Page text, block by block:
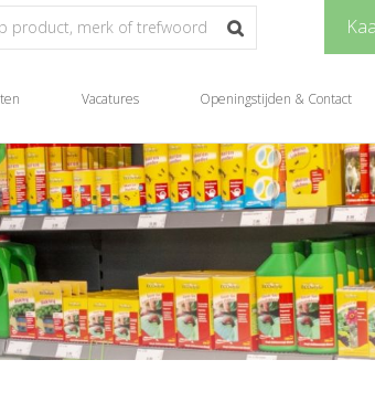
Vacatures Openingstijden & Contact